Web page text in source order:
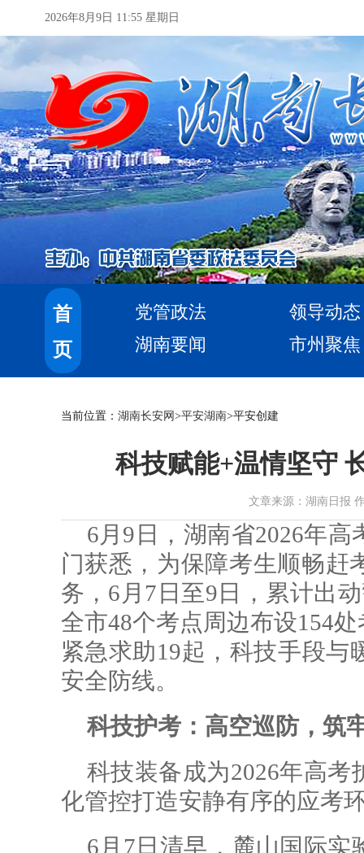
2026年8月9日 11:55 星期日
首
页
党管政法
领导动态
湖南要闻
市州聚焦
当前位置： 湖南长安网 >平安湖南>平安创建
科技赋能+温情坚守
文章来源：湖南日报
6月9日，湖南省2026年
门获悉，为保障考生顺畅赶
务，6月7日至9日，累计出
全市48个考点周边布设154
紧急求助19起，科技手段与
安全防线。
科技护考：高空巡防，筑
科技装备成为2026年高
化管控打造安静有序的应考
6月7日清早，麓山国际实